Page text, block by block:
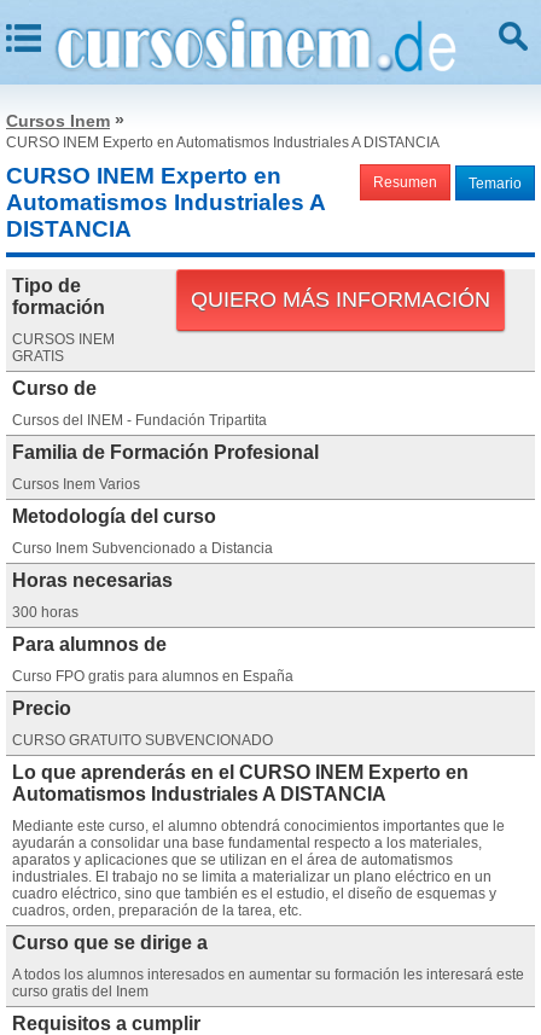
Cursos Inem »
CURSO INEM Experto en Automatismos Industriales A DISTANCIA
Resumen Temario
CURSO INEM Experto en
Automatismos Industriales A
DISTANCIA
QUIERO MÁS INFORMACIÓN
Tipo de
formación
CURSOS INEM
GRATIS
Curso de
Cursos del INEM - Fundación Tripartita
Familia de Formación Profesional
Cursos Inem Varios
Metodología del curso
Curso Inem Subvencionado a Distancia
Horas necesarias
300 horas
Para alumnos de
Curso FPO gratis para alumnos en España
Precio
CURSO GRATUITO SUBVENCIONADO
Lo que aprenderás en el CURSO INEM Experto en
Automatismos Industriales A DISTANCIA
Mediante este curso, el alumno obtendrá conocimientos importantes que le
ayudarán a consolidar una base fundamental respecto a los materiales,
aparatos y aplicaciones que se utilizan en el área de automatismos
industriales. El trabajo no se limita a materializar un plano eléctrico en un
cuadro eléctrico, sino que también es el estudio, el diseño de esquemas y
cuadros, orden, preparación de la tarea, etc.
Curso que se dirige a
A todos los alumnos interesados en aumentar su formación les interesará este
curso gratis del Inem
Requisitos a cumplir